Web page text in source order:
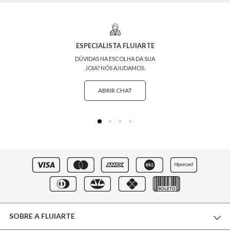
ESPECIALISTA FLUIARTE
DÚVIDAS NA ESCOLHA DA SUA
JOIA? NÓS AJUDAMOS.
ABRIR CHAT
SOBRE A FLUIARTE